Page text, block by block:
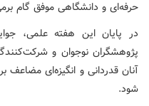
حرفه‌ای و دانشگاهی موفق گام
در پایان این هفته علمی،
پژوهشگران نوجوان و
آنان قدردانی و انگیزه‌ای مضاعف
شود.